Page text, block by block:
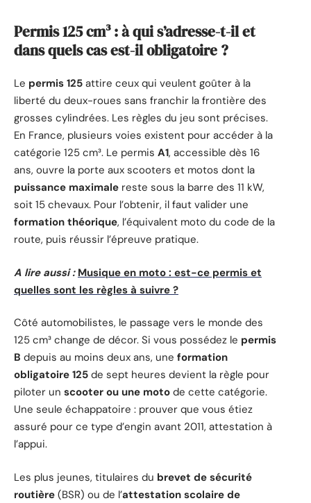
Permis 125 cm³ : à qui s’adresse-t-il et
dans quels cas est-il obligatoire ?
Le permis 125 attire ceux qui veulent goûter à la
liberté du deux-roues sans franchir la frontière des
grosses cylindrées. Les règles du jeu sont précises.
En France, plusieurs voies existent pour accéder à la
catégorie 125 cm³. Le permis A1, accessible dès 16
ans, ouvre la porte aux scooters et motos dont la
puissance maximale reste sous la barre des 11 kW,
soit 15 chevaux. Pour l’obtenir, il faut valider une
formation théorique, l’équivalent moto du code de la
route, puis réussir l’épreuve pratique.
A lire aussi : Musique en moto : est-ce permis et
quelles sont les règles à suivre ?
Côté automobilistes, le passage vers le monde des
125 cm³ change de décor. Si vous possédez le permis
B depuis au moins deux ans, une formation
obligatoire 125 de sept heures devient la règle pour
piloter un scooter ou une moto de cette catégorie.
Une seule échappatoire : prouver que vous étiez
assuré pour ce type d’engin avant 2011, attestation à
l’appui.
Les plus jeunes, titulaires du brevet de sécurité
routière (BSR) ou de l’attestation scolaire de